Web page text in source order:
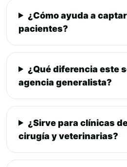
¿Cómo ayuda a
pacientes?
¿Qué diferencia este
agencia generalista?
¿Sirve para clínicas
cirugía y veterinarias?